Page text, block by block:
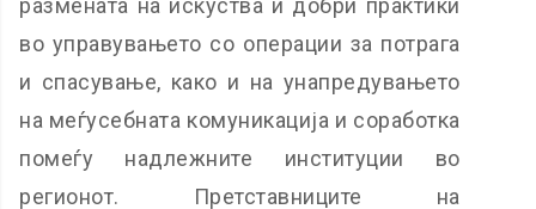
размената на искуства и добри практики
во управувањето со операции за потрага
и спасување, како и на унапредувањето
на меѓусебната комуникација и соработка
помеѓу надлежните институции во
регионот. Претставниците на